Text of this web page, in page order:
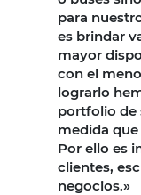
para
es brindar
mayor
con el
lograrlo
portfolio de
medida
Por ello es
clientes,
negocios.»